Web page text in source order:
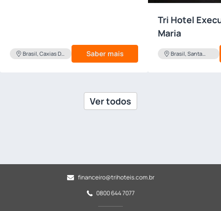
Brasil, Caxias Do
Saber mais
Tri Hotel
Maria
Brasil, Santa
Ver todos
financeiro@trihoteis.com.br
0800 644 7077